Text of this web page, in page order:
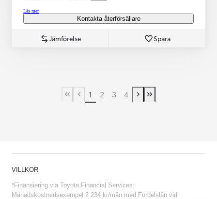
Läs mer
Kontakta återförsäljare
Jämförelse Spara
First Page
Previous page
1 2 3 4
Next page
Last Page
VILLKOR
*Finansiering via Toyota Financial Services:
Månadskostnadsexempel 2 234 kr/mån med Fördelslån vid